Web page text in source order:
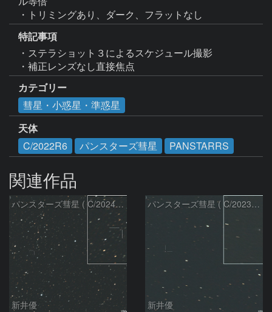
・トリミングあり、ダーク、フラットなし
特記事項
・ステラショット３によるスケジュール撮影
・補正レンズなし直接焦点
カテゴリー
彗星・小惑星・準惑星
天体
C/2022R6
パンスターズ彗星 PANSTARRS
関連作品
パンスターズ彗星 ( C/2024R4 )：2026/07/27
新井優
パンスターズ彗星 ( C/2023R1 )：2026/07/09
新井優